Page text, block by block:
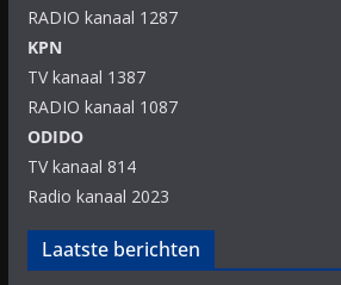
RADIO kanaal 1287
KPN
TV kanaal 1387
RADIO kanaal 1087
ODIDO
TV kanaal 814
Radio kanaal 2023
Laatste berichten